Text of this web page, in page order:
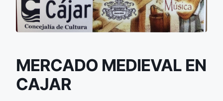
MERCADO MEDIEVAL EN
CAJAR